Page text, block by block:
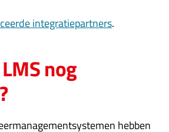
integratiepartners.
nog
hebben